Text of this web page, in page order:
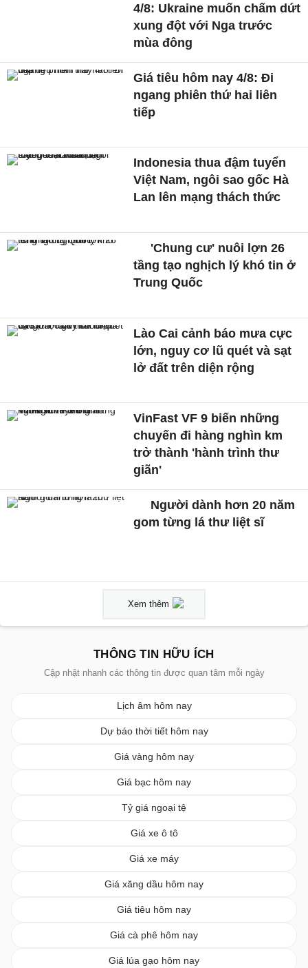
4/8: Ukraine muốn chấm dứt
xung đột với Nga trước
mùa đông
Giá tiêu hôm nay 4/8: Đi
ngang phiên thứ hai liên
tiếp
Indonesia thua đậm tuyển
Việt Nam, ngôi sao gốc Hà
Lan lên mạng thách thức
'Chung cư' nuôi lợn 26
tầng tạo nghịch lý khó tin ở
Trung Quốc
Lào Cai cảnh báo mưa cực
lớn, nguy cơ lũ quét và sạt
lở đất trên diện rộng
VinFast VF 9 biến những
chuyến đi hàng nghìn km
trở thành 'hành trình thư
giãn'
Người dành hơn 20 năm
gom từng lá thư liệt sĩ
Xem thêm
THÔNG TIN HỮU ÍCH
Cập nhật nhanh các thông tin được quan tâm mỗi ngày
Lịch âm hôm nay
Dự báo thời tiết hôm nay
Giá vàng hôm nay
Giá bạc hôm nay
Tỷ giá ngoại tệ
Giá xe ô tô
Giá xe máy
Giá xăng dầu hôm nay
Giá tiêu hôm nay
Giá cà phê hôm nay
Giá lúa gạo hôm nay